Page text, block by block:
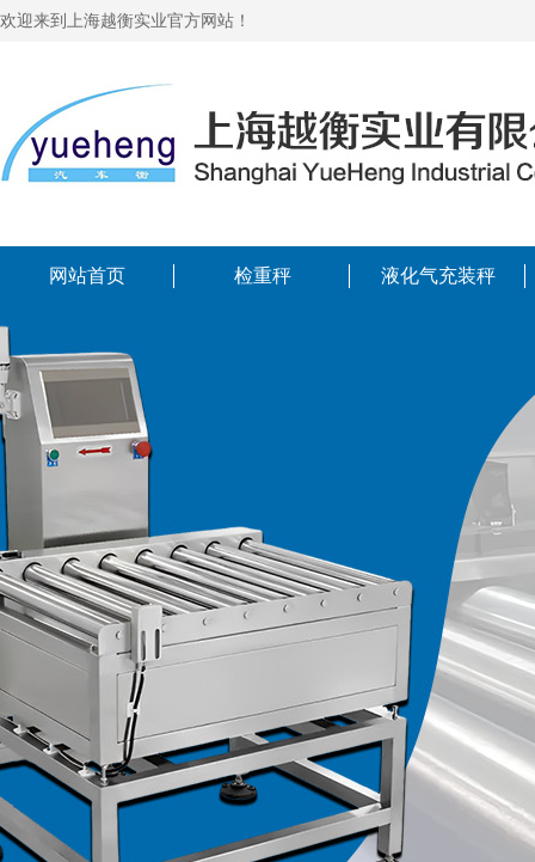
欢迎来到上海越衡实业官方网站！
网站首页 检重秤 液化气充装秤